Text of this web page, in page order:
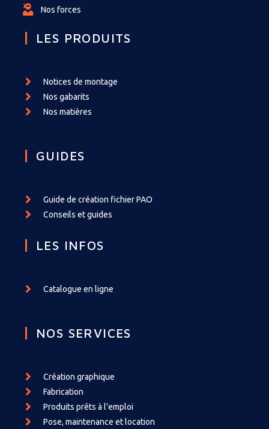
Nos forces
LES PRODUITS
Notices de montage
Nos gabarits
Nos matières
GUIDES
Guide de création fichier PAO
Conseils et guides
LES INFOS
Catalogue en ligne
NOS SERVICES
Création graphique
Fabrication
Produits prêts à l'emploi
Pose, maintenance et location